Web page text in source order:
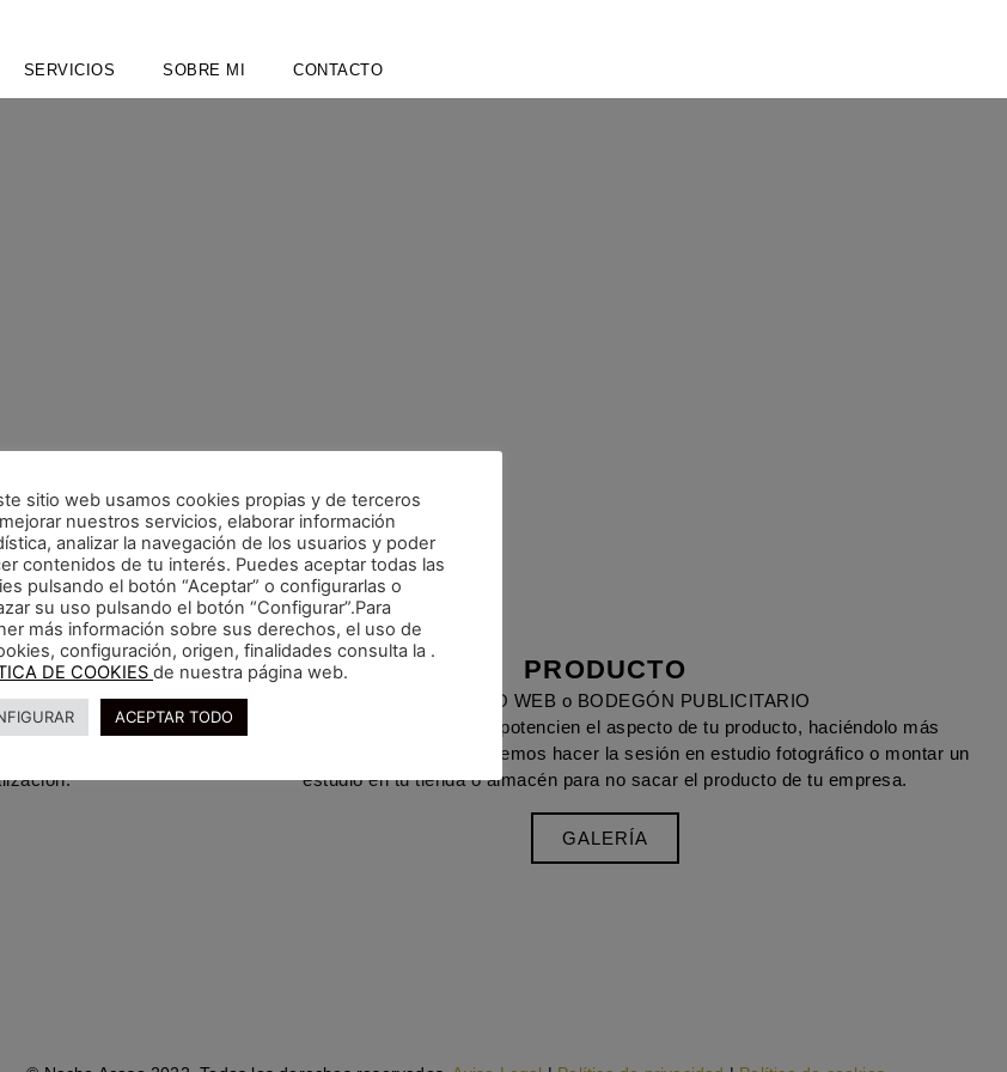
SERVICIOS SOBRE MI CONTACTO
contenidos. Con
para conseguir
PRODUCTO
PRODUCTO WEB o BODEGÓN PUBLICITARIO
Creación de imágenes que potencien el aspecto de tu producto, haciéndolo más
atractivo para tus clientes. Podemos hacer la sesión en estudio fotográfico o montar un
estudio en tu tienda o almacén para no sacar el producto de tu empresa.
GALERÍA
sitio web usamos cookies propias y de terceros
nuestros servicios, elaborar información
analizar la navegación de los usuarios y poder
contenidos de tu interés. Puedes aceptar todas las
pulsando el botón “Aceptar” o configurarlas o
su uso pulsando el botón “Configurar”.Para
más información sobre sus derechos, el uso de
configuración, origen, finalidades consulta la .
DE COOKIES de nuestra página web.
ACEPTAR TODO